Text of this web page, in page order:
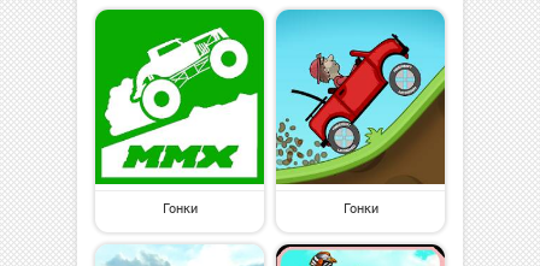
Гонки Гонки